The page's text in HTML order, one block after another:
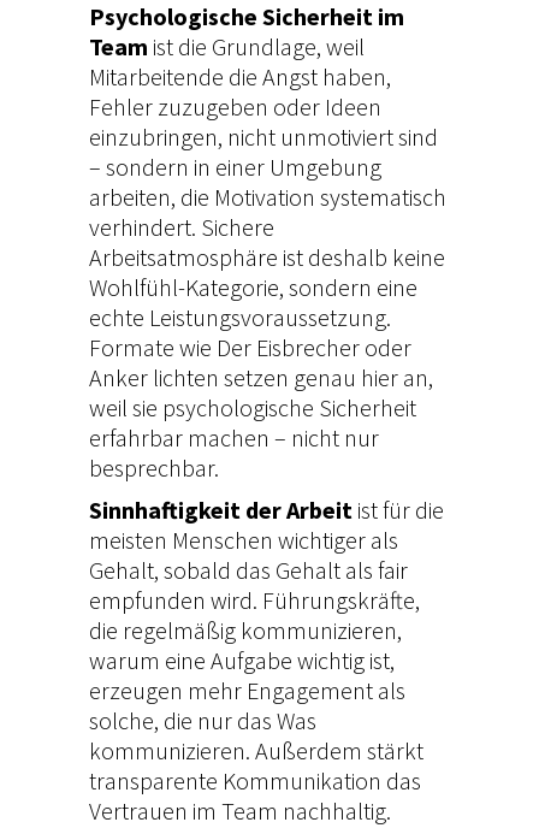
r
k
l
i
c
h
t
u
n
k
ö
n
n
e
n
Psychologische Sicherheit im
Team ist die Grundlage, weil
Mitarbeitende die Angst haben,
Fehler zuzugeben oder Ideen
einzubringen, nicht unmotiviert sind
– sondern in einer Umgebung
arbeiten, die Motivation systematisch
verhindert. Sichere
Arbeitsatmosphäre ist deshalb keine
Wohlfühl-Kategorie, sondern eine
echte Leistungsvoraussetzung.
Formate wie Der Eisbrecher oder
Anker lichten setzen genau hier an,
weil sie psychologische Sicherheit
erfahrbar machen – nicht nur
besprechbar.
Sinnhaftigkeit der Arbeit ist für die
meisten Menschen wichtiger als
Gehalt, sobald das Gehalt als fair
empfunden wird. Führungskräfte,
die regelmäßig kommunizieren,
warum eine Aufgabe wichtig ist,
erzeugen mehr Engagement als
solche, die nur das Was
kommunizieren. Außerdem stärkt
transparente Kommunikation das
Vertrauen im Team nachhaltig.